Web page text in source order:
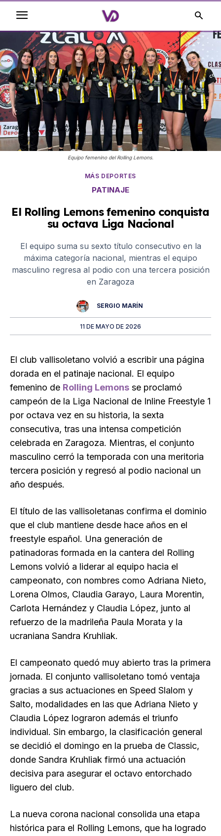
Equipo femenino del Rolling Lemons.
MÁS DEPORTES
PATINAJE
El Rolling Lemons femenino conquista
su octava Liga Nacional
El equipo suma su sexto título consecutivo en la
máxima categoría nacional, mientras el equipo
masculino regresa al podio con una tercera posición
en Zaragoza
SERGIO MARÍN
11 DE MAYO DE 2026
El club vallisoletano volvió a escribir una página
dorada en el patinaje nacional. El equipo
femenino de Rolling Lemons se proclamó
campeón de la Liga Nacional de Inline Freestyle 1
por octava vez en su historia, la sexta
consecutiva, tras una intensa competición
celebrada en Zaragoza. Mientras, el conjunto
masculino cerró la temporada con una meritoria
tercera posición y regresó al podio nacional un
año después.
El título de las vallisoletanas confirma el dominio
que el club mantiene desde hace años en el
freestyle español. Una generación de
patinadoras formada en la cantera del Rolling
Lemons volvió a liderar al equipo hacia el
campeonato, con nombres como Adriana Nieto,
Lorena Olmos, Claudia Garayo, Laura Morentin,
Carlota Hernández y Claudia López, junto al
refuerzo de la madrileña Paula Morata y la
ucraniana Sandra Kruhliak.
El campeonato quedó muy abierto tras la primera
jornada. El conjunto vallisoletano tomó ventaja
gracias a sus actuaciones en Speed Slalom y
Salto, modalidades en las que Adriana Nieto y
Claudia López lograron además el triunfo
individual. Sin embargo, la clasificación general
se decidió el domingo en la prueba de Classic,
donde Sandra Kruhliak firmó una actuación
decisiva para asegurar el octavo entorchado
liguero del club.
La nueva corona nacional consolida una etapa
histórica para el Rolling Lemons, que ha logrado